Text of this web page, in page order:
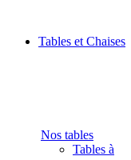
Tables et Chaises
Nos tables
Tables à